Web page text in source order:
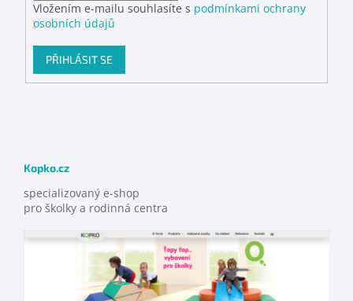
Vložením e-mailu souhlasíte s podmínkami ochrany
osobních údajů
PŘIHLÁSIT SE
Kopko.cz
specializovaný e-shop
pro školky a rodinná centra